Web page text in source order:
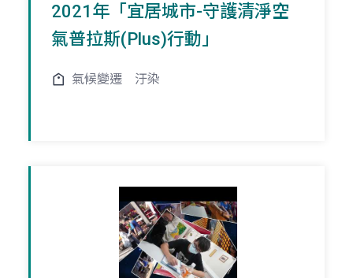
2021年「宜居城市-守護清淨空
氣普拉斯(Plus)行動」
氣候變遷 汙染